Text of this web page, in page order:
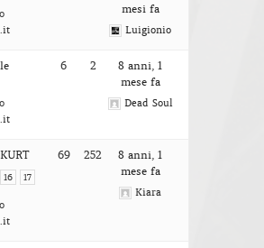
mesi fa
Luigionio
6 2
8 anni, 1
mese fa
Dead Soul
16 17
69 252
8 anni, 1
mese fa
Kiara